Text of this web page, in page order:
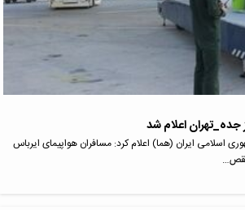
اعلام شد
اسلامی ایران (هما) اعلام کرد: مسافران هواپیمای ایرباس